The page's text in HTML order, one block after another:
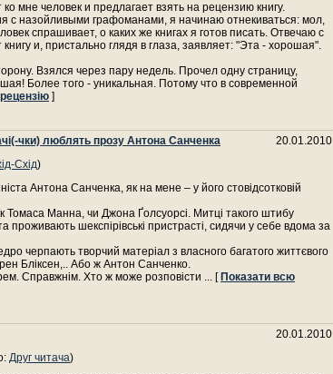
мне человек и предлагает взять на рецензию книгу.
назойливыми графоманами, я начинаю отнекиваться: мол,
спрашивает, о каких же книгах я готов писать. Отвечаю с
и, пристально глядя в глаза, заявляет: "Эта - хорошая".
Взялся через пару недель. Прочел одну страницу,
Более того - уникальная. Потому что в современной
]
20.01.2010
чки) люблять прозу Антона Санченка
Схід)
Антона Санченка, як на мене – у його стовідсотковій
Томаса Манна, чи Джона Ґолсуорсі. Митці такого штибу
проживають шекспірівські пристрасті, сидячи у себе вдома за
черпають творчий матеріал з власного багатого життєвого
Бліксен,.. Або ж Антон Санченко.
Справжнім. Хто ж може розповісти ... [ Показати всю
20.01.2010
Друг читача)